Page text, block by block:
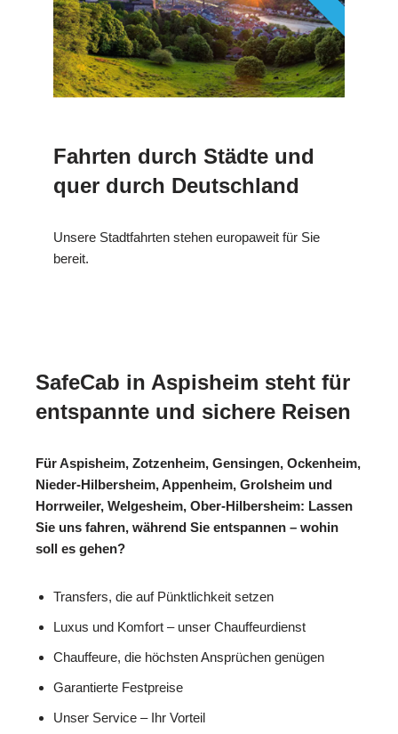
Fahrten durch Städte und
quer durch Deutschland
Unsere Stadtfahrten stehen europaweit für Sie
bereit.
SafeCab in Aspisheim steht für
entspannte und sichere Reisen
Für Aspisheim, Zotzenheim, Gensingen, Ockenheim,
Nieder-Hilbersheim, Appenheim, Grolsheim und
Horrweiler, Welgesheim, Ober-Hilbersheim: Lassen
Sie uns fahren, während Sie entspannen – wohin
soll es gehen?
Transfers, die auf Pünktlichkeit setzen
Luxus und Komfort – unser Chauffeurdienst
Chauffeure, die höchsten Ansprüchen genügen
Garantierte Festpreise
Unser Service – Ihr Vorteil